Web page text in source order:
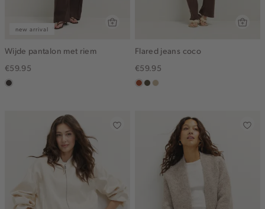
new arrival
Wijde pantalon met riem
€59.95
choco
Flared jeans coco
€59.95
bruin
donkerkhaki
lichtzand